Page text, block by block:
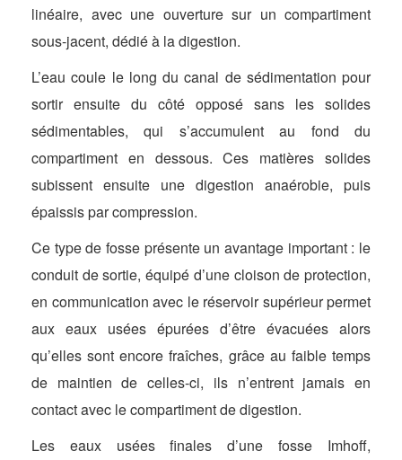
linéaire, avec une ouverture sur un compartiment
sous-jacent, dédié à la digestion.
L’eau coule le long du canal de sédimentation pour
sortir ensuite du côté opposé sans les solides
sédimentables, qui s’accumulent au fond du
compartiment en dessous. Ces matières solides
subissent ensuite une digestion anaérobie, puis
épaissis par compression.
Ce type de fosse présente un avantage important : le
conduit de sortie, équipé d’une cloison de protection,
en communication avec le réservoir supérieur permet
aux eaux usées épurées d’être évacuées alors
qu’elles sont encore fraîches, grâce au faible temps
de maintien de celles-ci, ils n’entrent jamais en
contact avec le compartiment de digestion.
Les eaux usées finales d’une fosse Imhoff,